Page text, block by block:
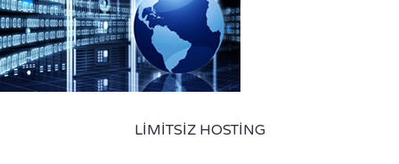
LIMITSIZ HOSTING